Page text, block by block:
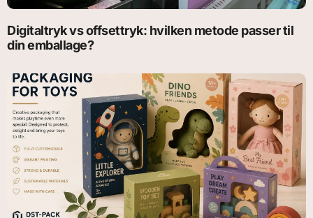
Digitaltryk vs offsettryk: hvilken metode passer til
din emballage?